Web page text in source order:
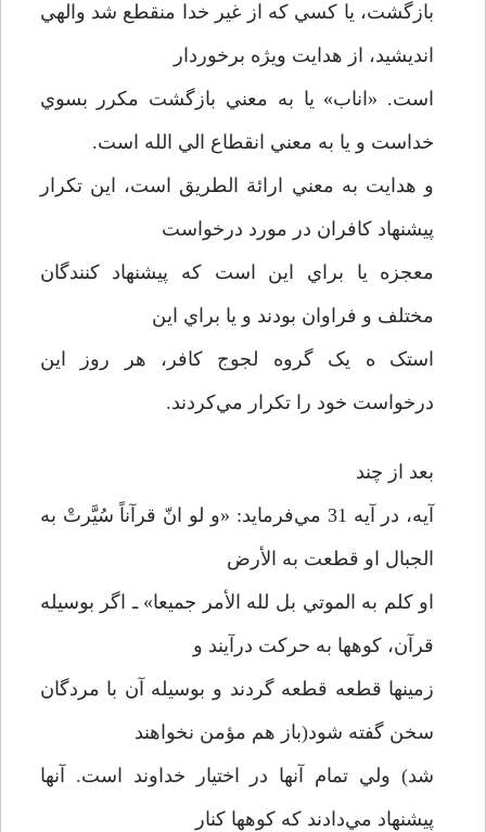
بازگشت، يا کسي که از غير خدا منقطع شد والهي
انديشيد، از هدايت ويژه برخوردار
است. «اناب» يا به معني بازگشت مکرر بسوي
خداست و يا به معني انقطاع الي الله است.
و هدايت به معني ارائة الطريق است، اين تکرار
پيشنهاد کافران در مورد درخواست
معجزه يا براي اين است که پيشنهاد کنندگان
مختلف و فراوان بودند و يا براي اين
استک ه يک گروه لجوج کافر، هر روز اين
درخواست خود را تکرار مي‌کردند.
بعد از چند
آيه، در آيه 31 مي‌فرمايد: «و لو انّ قرآناً سُيَّرتْ به
الجبال او قطعت به الأرض
او کلم به الموتي بل لله الأمر جميعا» ـ اگر بوسيله
قرآن، کوهها به حرکت درآيند و
زمينها قطعه قطعه گردند و بوسيله آن با مردگان
سخن گفته شود(باز هم مؤمن نخواهند
شد) ولي تمام آنها در اختيار خداوند است. آنها
پيشنهاد مي‌دادند که کوهها کنار